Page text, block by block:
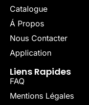
Catalogue
Á Propos
Nous Contacter
Application
Liens Rapides
FAQ
Mentions Légales